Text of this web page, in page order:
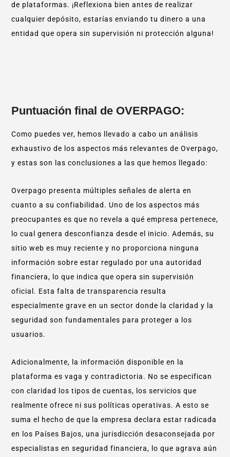
de plataformas. ¡Reflexiona bien antes de realizar
cualquier depósito, estarías enviando tu dinero a una
entidad que opera sin supervisión ni protección alguna!
Puntuación final de OVERPAGO:
Como puedes ver, hemos llevado a cabo un análisis
exhaustivo de los aspectos más relevantes de Overpago,
y estas son las conclusiones a las que hemos llegado:
Overpago presenta múltiples señales de alerta en
cuanto a su confiabilidad. Uno de los aspectos más
preocupantes es que no revela a qué empresa pertenece,
lo cual genera desconfianza desde el inicio. Además, su
sitio web es muy reciente y no proporciona ninguna
información sobre estar regulado por una autoridad
financiera, lo que indica que opera sin supervisión
oficial. Esta falta de transparencia resulta
especialmente grave en un sector donde la claridad y la
seguridad son fundamentales para proteger a los
usuarios.
Adicionalmente, la información disponible en la
plataforma es vaga y contradictoria. No se especifican
con claridad los tipos de cuentas, los servicios que
realmente ofrece ni sus políticas operativas. A esto se
suma el hecho de que la empresa declara estar radicada
en los Países Bajos, una jurisdicción desaconsejada por
especialistas en seguridad financiera, lo que agrava aún